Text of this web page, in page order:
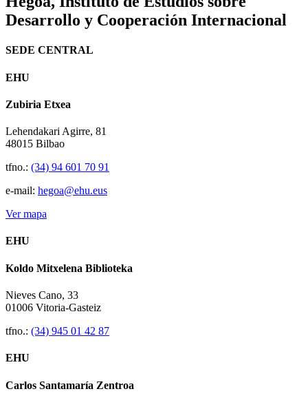
Desarrollo y Cooperación Internacional
SEDE CENTRAL
EHU
Zubiria Etxea
Lehendakari Agirre, 81
48015 Bilbao
tfno.: (34) 94 601 70 91
e-mail: hegoa@ehu.eus
Ver mapa
EHU
Koldo Mitxelena Biblioteka
Nieves Cano, 33
01006 Vitoria-Gasteiz
tfno.: (34) 945 01 42 87
EHU
Carlos Santamaría Zentroa